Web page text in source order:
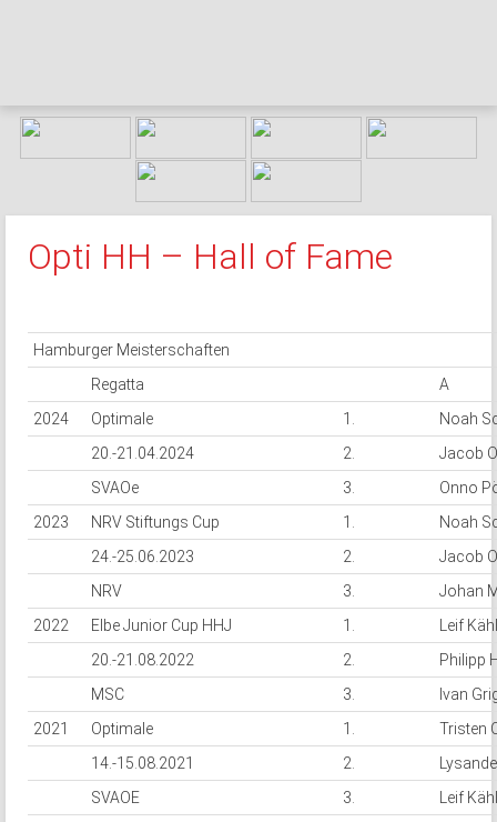
Opti HH – Hall of Fame
Hamburger Meisterschaften
Regatta
A
2024
Optimale 1.
Noah
20.-21.04.2024
2.
Jacob
SVAOe
3.
Onno
2023
NRV Stiftungs Cup 1.
Noah
24.-25.06.2023
2.
Jacob
NRV
3.
Johan
2022
Elbe Junior Cup HHJ 1.
Leif
20.-21.08.2022
2.
Philipp
MSC
3.
Ivan
2021
Optimale 1.
Tristen
14.-15.08.2021
2.
SVAOE
3.
Leif